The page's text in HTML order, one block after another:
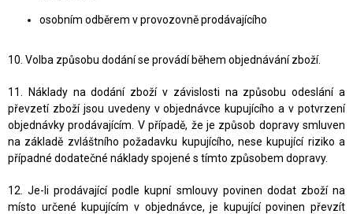
osobním odběrem v provozovně prodávajícího
10. Volba způsobu dodání se provádí během objednávání zboží.
11. Náklady na dodání zboží v závislosti na způsobu odeslání a
převzetí zboží jsou uvedeny v objednávce kupujícího a v potvrzení
objednávky prodávajícím. V případě, že je způsob dopravy smluven
na základě zvláštního požadavku kupujícího, nese kupující riziko a
případné dodatečné náklady spojené s tímto způsobem dopravy.
12. Je-li prodávající podle kupní smlouvy povinen dodat zboží na
místo určené kupujícím v objednávce, je kupující povinen převzít